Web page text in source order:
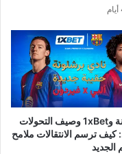
برشلونة و1xBet وصيف التحولات
كيف ترسم الانتقالات ملامح
الجديد